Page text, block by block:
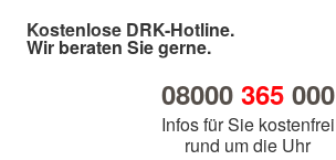
Kostenlose DRK-Hotline.
Wir beraten Sie gerne.
08000 365000
Infos für Sie kostenfrei
rund um die Uhr